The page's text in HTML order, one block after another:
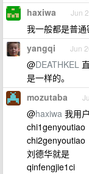
haxiwa Jun
我一般都是普
yangqi Jun
@DEATHKEL
是一样的。
mozutaba
@haxiwa 我用
chi1genyoutiao
chi2genyoutiao
刘德华就是
qinfengjie1ci